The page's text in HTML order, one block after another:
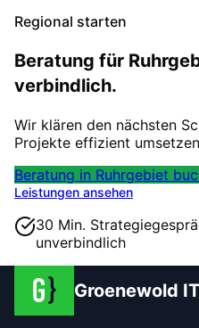
Regional starten
Beratung für
verbindlich.
Wir klären den nächsten
Projekte effizient
Beratung in Ruhrgebiet
Leistungen ansehen
30 Min.
unverbindlich
Groenewold